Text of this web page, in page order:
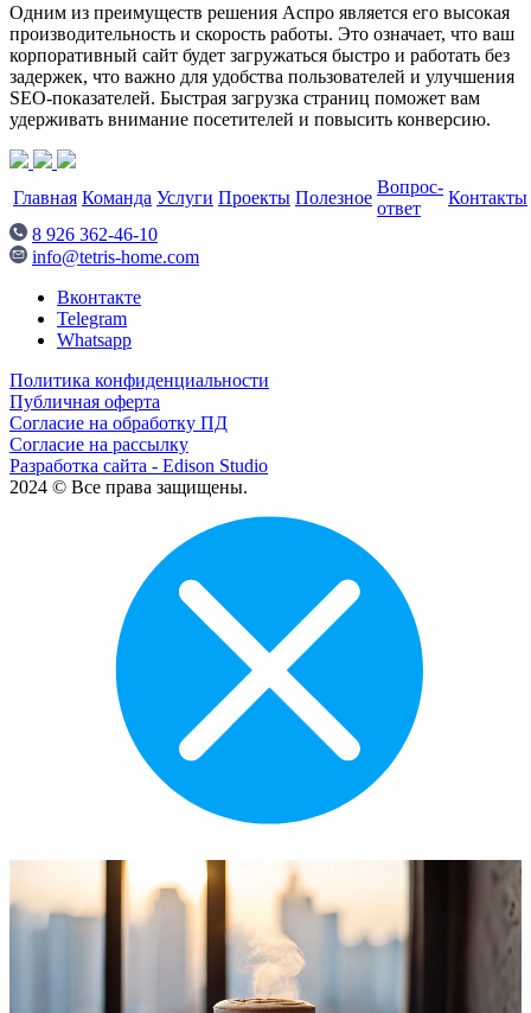
Одним из преимуществ решения Аспро является его высокая
производительность и скорость работы. Это означает, что ваш
корпоративный сайт будет загружаться быстро и работать без
задержек, что важно для удобства пользователей и улучшения
SEO-показателей. Быстрая загрузка страниц поможет вам
удерживать внимание посетителей и повысить конверсию.
Главная Команда Услуги Проекты Полезное
Вопрос-
ответ
Контакты
8 926 362-46-10
info@tetris-home.com
Вконтакте
Telegram
Whatsapp
Политика конфиденциальности
Публичная оферта
Согласие на обработку ПД
Согласие на рассылку
Разработка сайта - Edison Studio
2024 © Все права защищены.